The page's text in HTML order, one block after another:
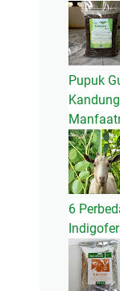
Pupuk
6